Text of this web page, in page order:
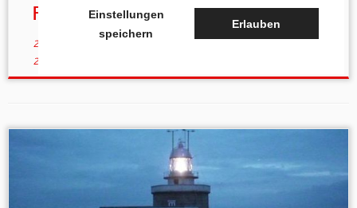
Francés
21. Mai 2008 in (aktualisiert am26. September
2020
Einstellungen
speichern
Erlauben